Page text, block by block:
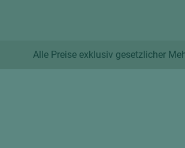
Alle Preise exklusiv gesetzlicher